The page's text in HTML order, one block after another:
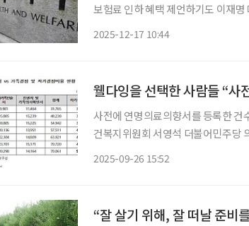
보험료 인하 혜택 제언하기도 이재명 대통령이 연명 치료(연명의료)를 중단하면 인센티브를
2025-12-17 10:44
웰다잉을 선택한 사람들 “
사전에 연명의료의향서를 등록한 건수가
건복지위원회 서영석 더불어민주당
2025-09-26 15:52
“잘 살기 위해, 잘 떠날 준비